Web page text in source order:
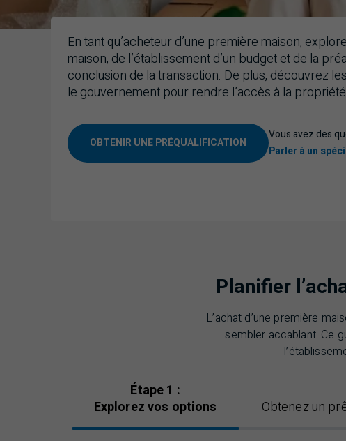
En tant qu’acheteur d’une première maison,
maison, de l’établissement d’un budget et de la
conclusion de la transaction. De plus, découvrez
le gouvernement pour rendre l’accès à la
OBTENIR UNE PRÉQUALIFICATION
Vous avez des
Parler à un
Planifier
L’achat d’une première
sembler accablant. Ce
Étape1 :
Explorez vos options
Obtenez un